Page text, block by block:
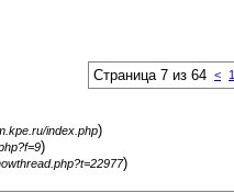
Страница 7 из 64 < 1
index.php)
)
)